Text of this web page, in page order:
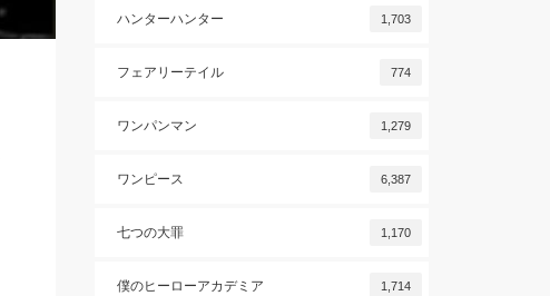
ハンターハンター 1,703
フェアリーテイル 774
ワンパンマン 1,279
ワンピース 6,387
七つの大罪 1,170
僕のヒーローアカデミア 1,714